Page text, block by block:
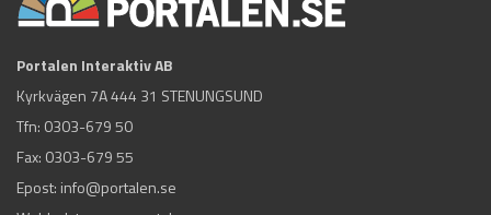
Portalen Interaktiv AB
Kyrkvägen 7A 444 31 STENUNGSUND
Tfn: 0303-679 50
Fax: 0303-679 55
Epost: info@portalen.se